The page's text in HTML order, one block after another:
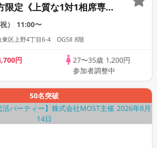
限定《上質な1対1相席専用
個室》《飲み放題付き》
主催の婚活》
） 11:00〜
東区上野4丁目6-4 OGSⅡ 8階
円
27〜35歳 1,200円
参加者調整中
50名突破